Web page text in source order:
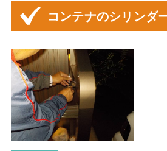
コンテナのシリンダ